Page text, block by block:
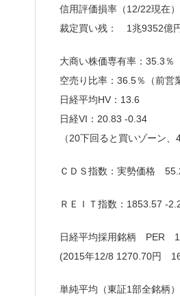
信用評価損率（12/22現在
裁定買い残： 1兆9352億
大商い株価専有率：35.3％
空売り比率：36.5％（前
日経平均HV：13.6
日経VI：20.83 -0.34
（20下回ると買いゾーン、
ＣＤＳ指数：実勢価格
ＲＥＩＴ指数：1853.57 -
日経平均採用銘柄 PER
(2015年12/8 1270.70円
単純平均（東証1部全銘柄